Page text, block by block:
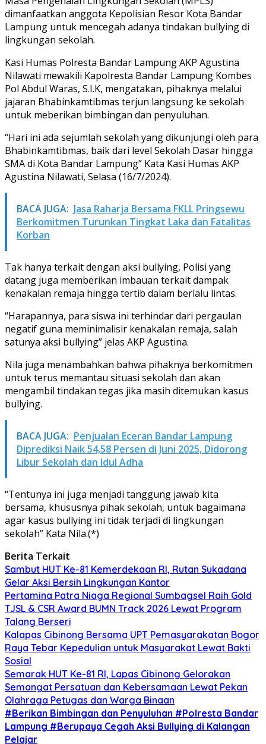
dimanfaatkan anggota Kepolisian Resor Kota Bandar
Lampung untuk mencegah adanya tindakan bullying di
lingkungan sekolah.
Kasi Humas Polresta Bandar Lampung AKP Agustina
Nilawati mewakili Kapolresta Bandar Lampung Kombes
Pol Abdul Waras, S.I.K, mengatakan, pihaknya melalui
jajaran Bhabinkamtibmas terjun langsung ke sekolah
untuk meberikan bimbingan dan penyuluhan.
“Hari ini ada sejumlah sekolah yang dikunjungi oleh para
Bhabinkamtibmas, baik dari level Sekolah Dasar hingga
SMA di Kota Bandar Lampung” Kata Kasi Humas AKP
Agustina Nilawati, Selasa (16/7/2024).
BACA JUGA: Jasa Raharja Bersama FKLL Pringsewu
Berkomitmen Turunkan Tingkat Laka dan Fatalitas
Korban
Tak hanya terkait dengan aksi bullying, Polisi yang
datang juga memberikan imbauan terkait dampak
kenakalan remaja hingga tertib dalam berlalu lintas.
“Harapannya, para siswa ini terhindar dari pergaulan
negatif guna meminimalisir kenakalan remaja, salah
satunya aksi bullying” jelas AKP Agustina.
Nila juga menambahkan bahwa pihaknya berkomitmen
untuk terus memantau situasi sekolah dan akan
mengambil tindakan tegas jika masih ditemukan kasus
bullying.
BACA JUGA: Penjualan Eceran Bandar Lampung
Diprediksi Naik 54,58 Persen di Juni 2025, Didorong
Libur Sekolah dan Idul Adha
“Tentunya ini juga menjadi tanggung jawab kita
bersama, khususnya pihak sekolah, untuk bagaimana
agar kasus bullying ini tidak terjadi di lingkungan
sekolah” Kata Nila.(*)
Berita Terkait
Sambut HUT Ke-81 Kemerdekaan RI, Rutan Sukadana
Gelar Aksi Bersih Lingkungan Kantor
Pertamina Patra Niaga Regional Sumbagsel Raih Gold
TJSL & CSR Award BUMN Track 2026 Lewat Program
Talang Berseri
Kalapas Cibinong Bersama UPT Pemasyarakatan Bogor
Raya Tebar Kepedulian untuk Masyarakat Lewat Bakti
Sosial
Semarak HUT Ke-81 RI, Lapas Cibinong Gelorakan
Semangat Persatuan dan Kebersamaan Lewat Pekan
Olahraga Petugas dan Warga Binaan
#Berikan Bimbingan dan Penyuluhan #Polresta Bandar
Lampung #Berupaya Cegah Aksi Bullying di Kalangan
Pelajar